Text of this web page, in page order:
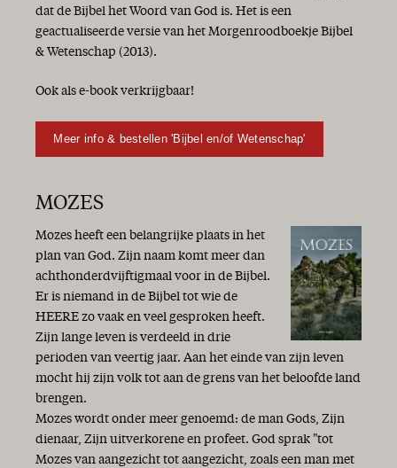
dat de Bijbel het Woord van God is. Het is een
geactualiseerde versie van het Morgenroodboekje Bijbel
& Wetenschap (2013).
Ook als e-book verkrijgbaar!
Meer info & bestellen 'Bijbel en/of Wetenschap'
MOZES
Mozes heeft een belangrijke plaats in het
plan van God. Zijn naam komt meer dan
achthonderdvijftigmaal voor in de Bijbel.
Er is niemand in de Bijbel tot wie de
HEERE zo vaak en veel gesproken heeft.
Zijn lange leven is verdeeld in drie
perioden van veertig jaar. Aan het einde van zijn leven
mocht hij zijn volk tot aan de grens van het beloofde land
brengen.
Mozes wordt onder meer genoemd: de man Gods, Zijn
dienaar, Zijn uitverkorene en profeet. God sprak "tot
Mozes van aangezicht tot aangezicht, zoals een man met